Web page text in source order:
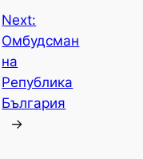
Next:
Омбудсман
на
Република
България
→